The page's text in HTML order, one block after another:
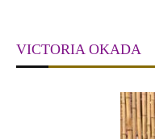
VICTORIA OKADA